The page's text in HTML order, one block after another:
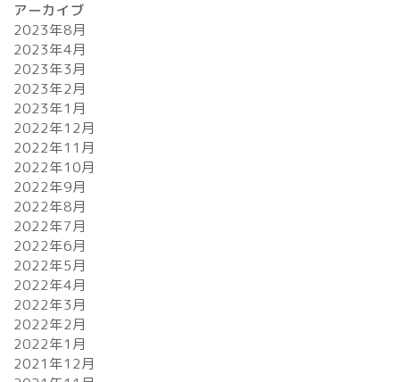
アーカイブ
2023年8月
2023年4月
2023年3月
2023年2月
2023年1月
2022年12月
2022年11月
2022年10月
2022年9月
2022年8月
2022年7月
2022年6月
2022年5月
2022年4月
2022年3月
2022年2月
2022年1月
2021年12月